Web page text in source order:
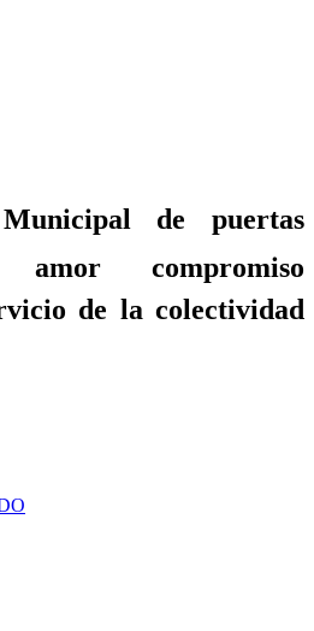
de puertas
compromiso
de la colectividad